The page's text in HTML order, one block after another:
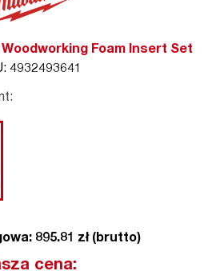
Foam Insert Set
4932493641
895.81 zł (brutto)
cena: